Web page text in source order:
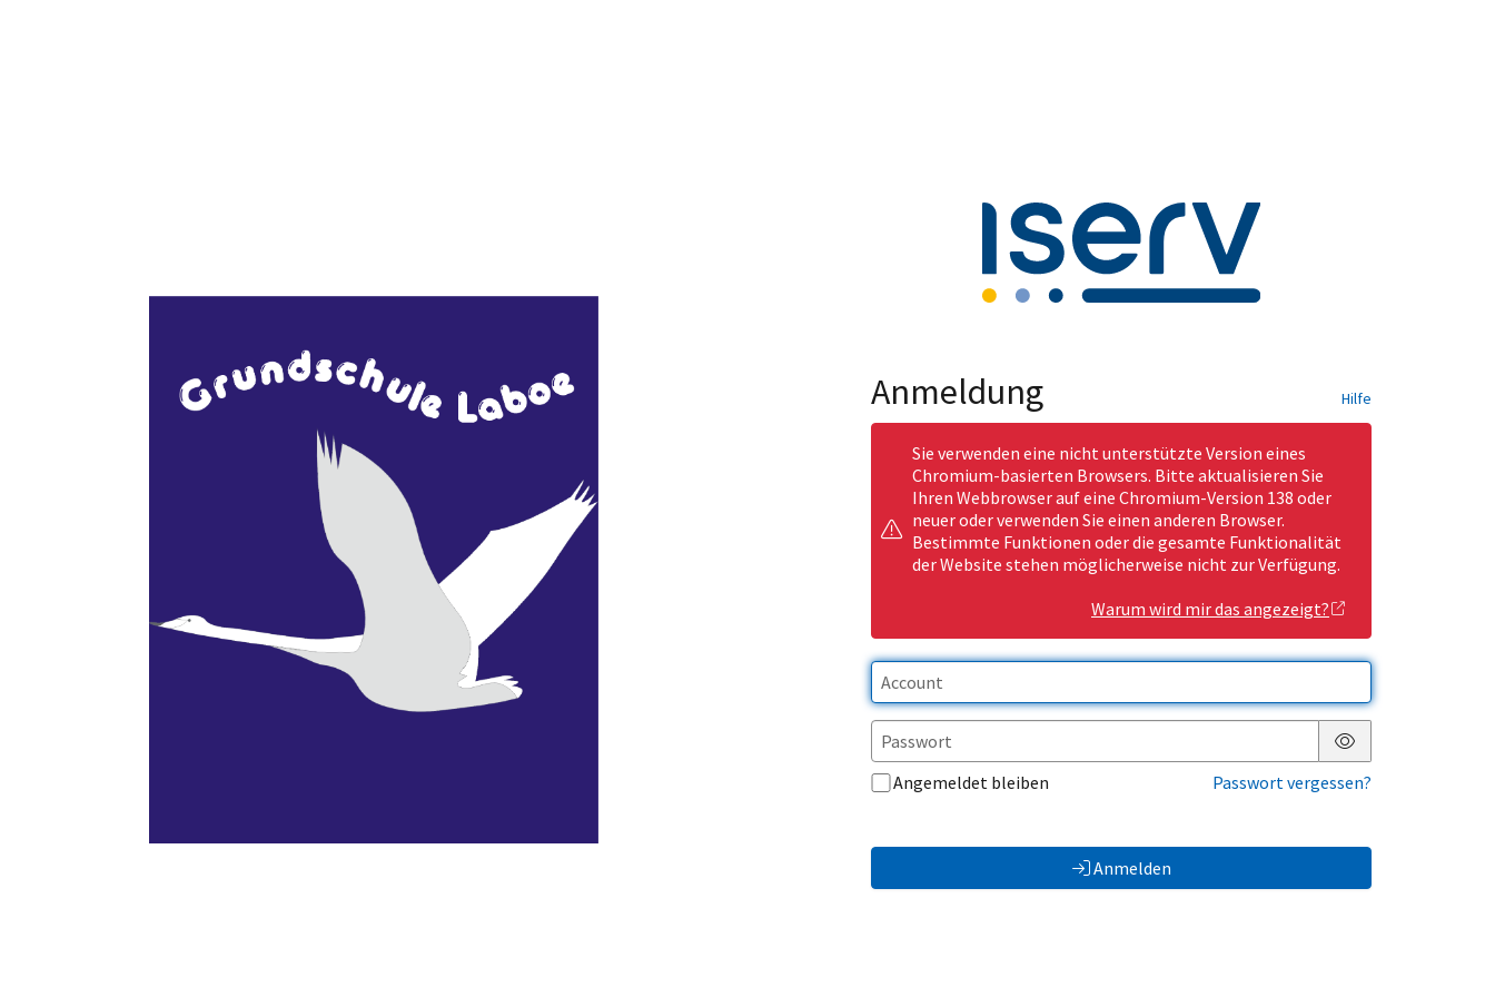
Anmeldung Hilfe
Sie verwenden eine nicht unterstützte Version eines
Chromium-basierten Browsers. Bitte aktualisieren Sie
Ihren Webbrowser auf eine Chromium-Version 138 oder
neuer oder verwenden Sie einen anderen Browser.
Bestimmte Funktionen oder die gesamte Funktionalität
der Website stehen möglicherweise nicht zur Verfügung.
Warum wird mir das angezeigt?
Passwort anzeigen
Angemeldet bleiben
Passwort vergessen?
Anmelden